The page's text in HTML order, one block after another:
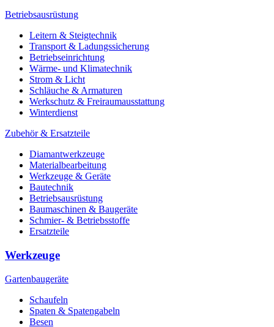
Betriebsausrüstung
Leitern & Steigtechnik
Transport & Ladungssicherung
Betriebseinrichtung
Wärme- und Klimatechnik
Strom & Licht
Schläuche & Armaturen
Werkschutz & Freiraumausstattung
Winterdienst
Zubehör & Ersatzteile
Diamantwerkzeuge
Materialbearbeitung
Werkzeuge & Geräte
Bautechnik
Betriebsausrüstung
Baumaschinen & Baugeräte
Schmier- & Betriebsstoffe
Ersatzteile
Werkzeuge
Gartenbaugeräte
Schaufeln
Spaten & Spatengabeln
Besen